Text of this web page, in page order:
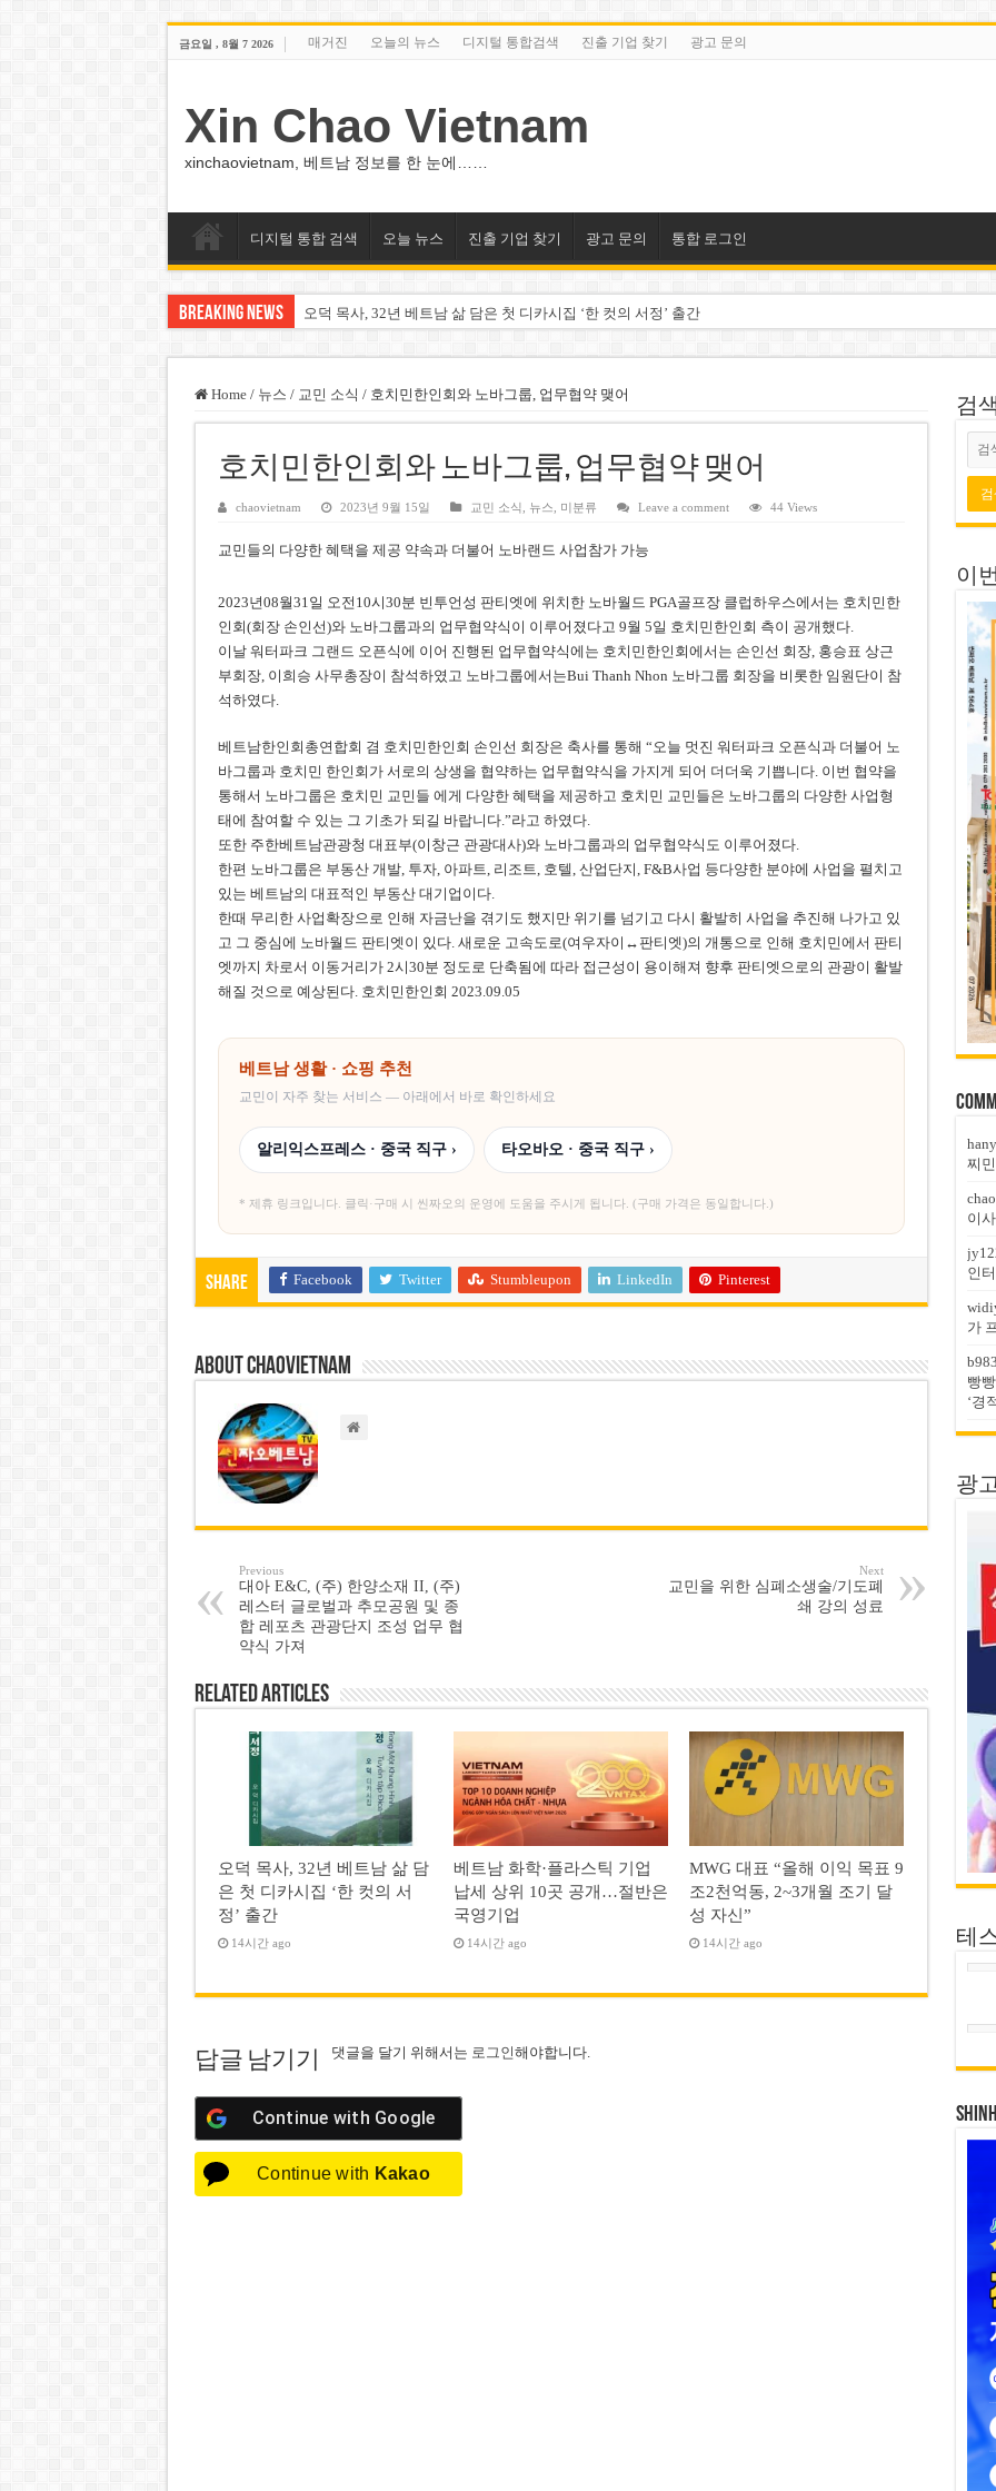
금요일 , 8월 7 2026 매거진 오늘의 뉴스 디지털 통합검색 진출 기업 찾기 광고 문의
Xin Chao Vietnam
xinchaovietnam, 베트남 정보를 한 눈에……
디지털 통합 검색 오늘 뉴스 진출 기업 찾기 광고 문의 통합 로그인
Breaking News 오덕 목사, 32년 베트남 삶 담은 첫 디카시집 ‘한 컷의 서정’ 출간
MWG 대표 “올해 이익 목표 9조2천억동, 2~3개월 조기 달성 자신”
FIFA 인판티노 회장, 유럽 축구계·북미 정치권 불신임 압박 직면
미화원 쪽방 휴게실 논란…허리도 못 펴는 열악한 환경
호찌민시, 올해 국경절 연휴 5일 연속 휴무 확정… 8월 29일~9월 2일
우크라이나 전황 1,623일: 키이우, 탄도미사일 요격 실패…드론, 모스크바 집중 공격
조세심판원, 배우 유연석 30억 세금 불복 청구 기각
Home / 뉴스 / 교민 소식 / 호치민한인회와 노바그룹, 업무협약 맺어
호치민한인회와 노바그룹, 업무협약 맺어
chaovietnam 2023년 9월 15일 교민 소식 뉴스 미분류 Leave a comment 44 Views
교민들의 다양한 혜택을 제공 약속과 더불어 노바랜드 사업참가 가능
2023년08월31일 오전10시30분 빈투언성 판티엣에 위치한 노바월드 PGA골프장 클럽하우스에서는 호치민한
인회(회장 손인선)와 노바그룹과의 업무협약식이 이루어졌다고 9월 5일 호치민한인회 측이 공개했다.
이날 워터파크 그랜드 오픈식에 이어 진행된 업무협약식에는 호치민한인회에서는 손인선 회장, 홍승표 상근
부회장, 이희승 사무총장이 참석하였고 노바그룹에서는Bui Thanh Nhon 노바그룹 회장을 비롯한 임원단이 참
석하였다.
베트남한인회총연합회 겸 호치민한인회 손인선 회장은 축사를 통해 “오늘 멋진 워터파크 오픈식과 더불어 노
바그룹과 호치민 한인회가 서로의 상생을 협약하는 업무협약식을 가지게 되어 더더욱 기쁩니다. 이번 협약을
통해서 노바그룹은 호치민 교민들 에게 다양한 혜택을 제공하고 호치민 교민들은 노바그룹의 다양한 사업형
태에 참여할 수 있는 그 기초가 되길 바랍니다.”라고 하였다.
또한 주한베트남관광청 대표부(이창근 관광대사)와 노바그룹과의 업무협약식도 이루어졌다.
한편 노바그룹은 부동산 개발, 투자, 아파트, 리조트, 호텔, 산업단지, F&B사업 등다양한 분야에 사업을 펼치고
있는 베트남의 대표적인 부동산 대기업이다.
한때 무리한 사업확장으로 인해 자금난을 겪기도 했지만 위기를 넘기고 다시 활발히 사업을 추진해 나가고 있
고 그 중심에 노바월드 판티엣이 있다. 새로운 고속도로(여우자이↔판티엣)의 개통으로 인해 호치민에서 판티
엣까지 차로서 이동거리가 2시30분 정도로 단축됨에 따라 접근성이 용이해져 향후 판티엣으로의 관광이 활발
해질 것으로 예상된다. 호치민한인회 2023.09.05
베트남 생활 · 쇼핑 추천
교민이 자주 찾는 서비스 — 아래에서 바로 확인하세요
알리익스프레스 · 중국 직구 › 타오바오 · 중국 직구 ›
* 제휴 링크입니다. 클릭·구매 시 씬짜오의 운영에 도움을 주시게 됩니다. (구매 가격은 동일합니다.)
Share Facebook Twitter Stumbleupon LinkedIn Pinterest
About chaovietnam
Previous
대아 E&C, (주) 한양소재 II, (주)
레스터 글로벌과 추모공원 및 종
합 레포츠 관광단지 조성 업무 협
약식 가져
Next
교민을 위한 심폐소생술/기도폐
쇄 강의 성료
Related Articles
오덕 목사, 32년 베트남 삶 담
은 첫 디카시집 ‘한 컷의 서
정’ 출간
14시간 ago
베트남 화학·플라스틱 기업
납세 상위 10곳 공개…절반은
국영기업
14시간 ago
MWG 대표 “올해 이익 목표 9
조2천억동, 2~3개월 조기 달
성 자신”
14시간 ago
답글 남기기 댓글을 달기 위해서는 로그인해야합니다.
Continue with Google
Continue with Kakao
검
이
찌
이
인
가
빵
‘경
광
테